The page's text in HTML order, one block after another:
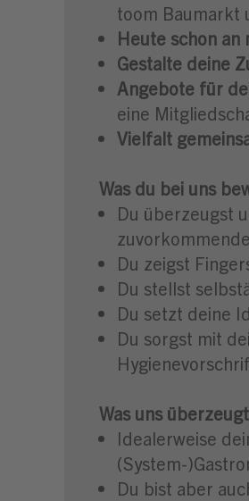
toom Baumarkt
Heute schon an
Gestalte deine
Angebote für
eine
Vielfalt
Was du bei uns
Du überzeugst
Du zeigst
Du stellst
Du setzt deine
Du sorgst mit
Was uns
Idealerweise
(System-
Du bist aber